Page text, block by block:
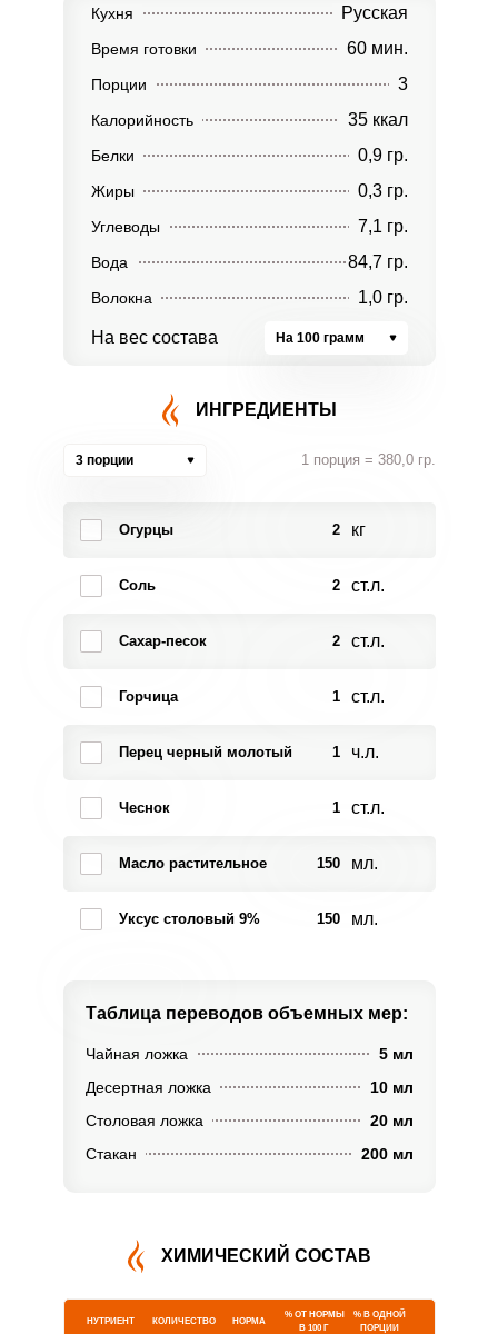
Кухня Русская
Время готовки 60 мин.
Порции 3
Калорийность 35 ккал
Белки 0,9 гр.
Жиры 0,3 гр.
Углеводы 7,1 гр.
Вода 84,7 гр.
Волокна 1,0 гр.
На вес состава На 100 грамм
ИНГРЕДИЕНТЫ
3 порции 1 порция = 380,0 гр.
Огурцы 2 кг
Соль 2 ст.л.
Сахар-песок 2 ст.л.
Горчица 1 ст.л.
Перец черный молотый 1 ч.л.
Чеснок 1 ст.л.
Масло растительное 150 мл.
Уксус столовый 9% 150 мл.
Таблица переводов объемных мер:
Чайная ложка
5 мл
Десертная ложка
10 мл
Столовая ложка
20 мл
Стакан
200 мл
ХИМИЧЕСКИЙ СОСТАВ
НУТРИЕНТ КОЛИЧЕСТВО НОРМА
% ОТ НОРМЫ
В 100 Г
% В ОДНОЙ
ПОРЦИИ